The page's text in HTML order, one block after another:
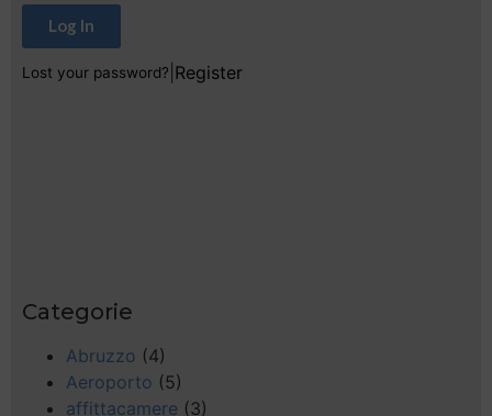
Log In
Lost your password? Register
Categorie
Abruzzo (4)
Aeroporto (5)
affittacamere (3)